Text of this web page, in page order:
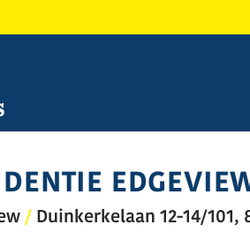
/ Duinkerkelaan 12-14/101,